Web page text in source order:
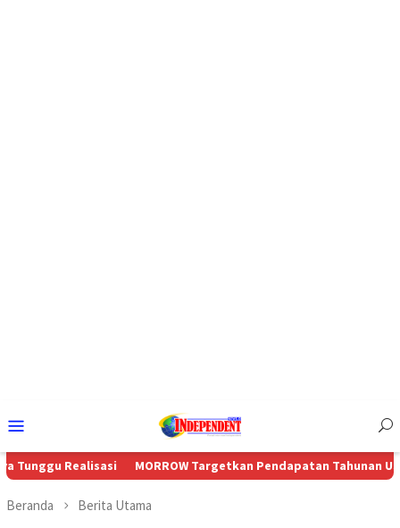
Mobile
MORROW Targetkan Pendapatan Tahunan US$230
Beranda Berita Utama